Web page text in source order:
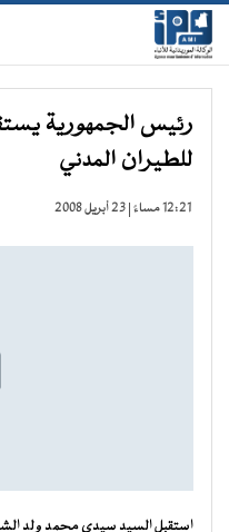
رئيس الجمهورية
للطيران المدني
12:21 مساءً | 23 أبريل 2008
استقبل السيد سيدي محمد ولد